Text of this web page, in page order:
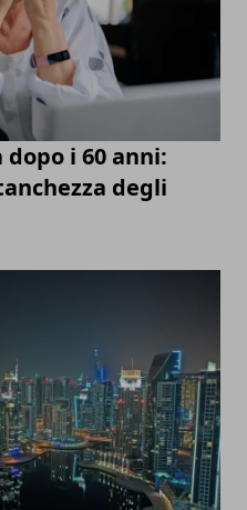
i 60 anni:
degli